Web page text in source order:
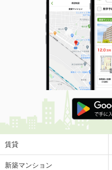
千葉県市川市相之川１丁目
価 格
18万円
住 所
千葉県
専有面積 65.83m²
間取り
2SLDK
千葉県柏市五條谷
価 格
15.40
住 所
千葉県
専有面積
千葉県松戸市小金上総町
賃貸
新築マンション